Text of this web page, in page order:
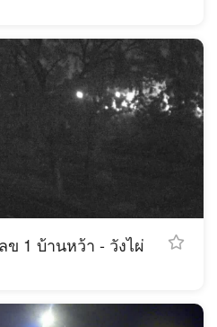
ข 1 บ้านหว้า - วังไผ่